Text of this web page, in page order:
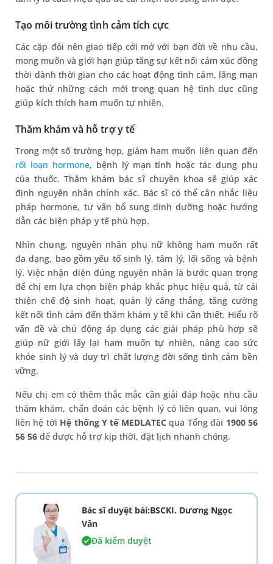
Tạo môi trường tình cảm tích cực
Các cặp đôi nên giao tiếp cởi mở với bạn đời về nhu cầu,
mong muốn và giới hạn giúp tăng sự kết nối cảm xúc đồng
thời dành thời gian cho các hoạt động tình cảm, lãng mạn
hoặc thử những cách mới trong quan hệ tình dục cũng
giúp kích thích ham muốn tự nhiên.
Thăm khám và hỗ trợ y tế
Trong một số trường hợp, giảm ham muốn liên quan đến
rối loạn hormone, bệnh lý mạn tính hoặc tác dụng phụ
của thuốc. Thăm khám bác sĩ chuyên khoa sẽ giúp xác
định nguyên nhân chính xác. Bác sĩ có thể cân nhắc liệu
pháp hormone, tư vấn bổ sung dinh dưỡng hoặc hướng
dẫn các biện pháp y tế phù hợp.
Nhìn chung, nguyên nhân phụ nữ không ham muốn rất
đa dạng, bao gồm yếu tố sinh lý, tâm lý, lối sống và bệnh
lý. Việc nhận diện đúng nguyên nhân là bước quan trọng
để chị em lựa chọn biện pháp khắc phục hiệu quả, từ cải
thiện chế độ sinh hoạt, quản lý căng thẳng, tăng cường
kết nối tình cảm đến thăm khám y tế khi cần thiết. Hiểu rõ
vấn đề và chủ động áp dụng các giải pháp phù hợp sẽ
giúp nữ giới lấy lại ham muốn tự nhiên, nâng cao sức
khỏe sinh lý và duy trì chất lượng đời sống tình cảm bền
vững.
Nếu chị em có thêm thắc mắc cần giải đáp hoặc nhu cầu
thăm khám, chẩn đoán các bệnh lý có liên quan, vui lòng
liên hệ tới Hệ thống Y tế MEDLATECqua Tổng đài 1900 56
56 56để được hỗ trợ kịp thời, đặt lịch nhanh chóng.
Bác sĩ duyệt bài:BSCKI. Dương Ngọc
Vân
Đã kiểm duyệt